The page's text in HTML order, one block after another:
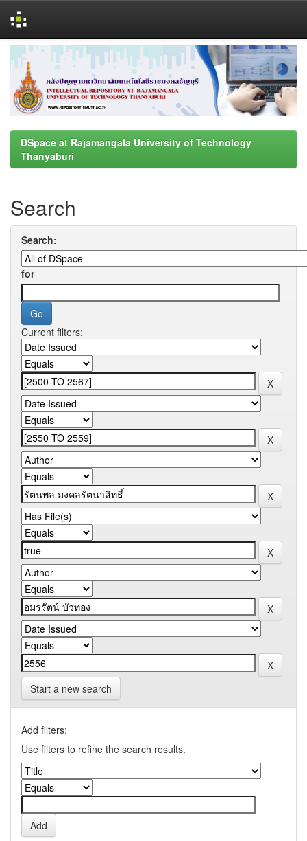
navigation
DSpace at Rajamangala University of Technology
Thanyaburi
Search
Search:
for
Current filters:
Start a new search
Add filters:
Use filters to refine the search results.